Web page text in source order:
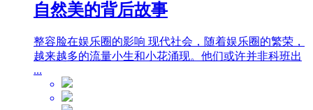
自然美的背后故事
整容脸在娱乐圈的影响 现代社会，随着娱乐圈的繁荣，
越来越多的流量小生和小花涌现。他们或许并非科班出
...